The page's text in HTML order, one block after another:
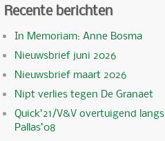
Recente berichten
In Memoriam: Anne Bosma
Nieuwsbrief juni 2026
Nieuwsbrief maart 2026
Nipt verlies tegen De Granaet
Quick’21/V&V overtuigend langs
Pallas’08